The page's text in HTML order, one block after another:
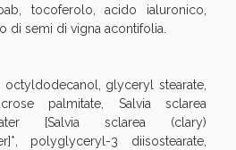
tocoferolo, acido ialuronico,
di semi di vigna acontifolia.
octyldodecanol, glyceryl stearate,
palmitate, Salvia sclarea
[Salvia sclarea (clary)
polyglyceryl-3 diisostearate,